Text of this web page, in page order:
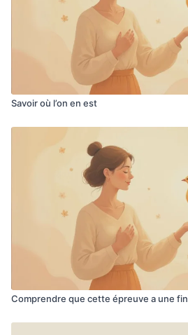
Savoir où l’on en est
Comprendre que cette épreuve a une fin